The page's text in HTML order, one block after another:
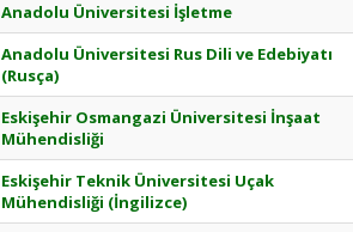
Anadolu Üniversitesi İşletme
Anadolu Üniversitesi Rus Dili ve Edebiyatı
(Rusça)
Eskişehir Osmangazi Üniversitesi İnşaat
Mühendisliği
Eskişehir Teknik Üniversitesi Uçak
Mühendisliği (İngilizce)